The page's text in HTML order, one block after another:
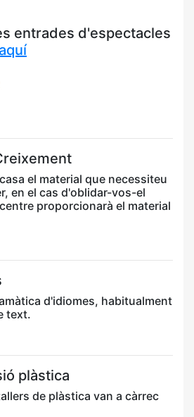
entrades d'espectacles
aquí
el material que necessiteu
en el cas d'oblidar-vos-el
proporcionarà el material
d'idiomes, habitualment
text.
plàstica
de plàstica van a càrrec